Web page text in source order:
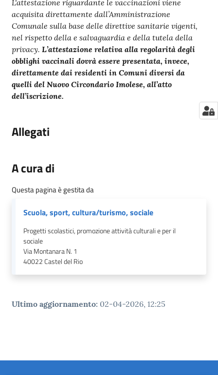
L'attestazione riguardante le vaccinazioni viene
acquisita direttamente dall’Amministrazione
Comunale sulla base delle direttive sanitarie vigenti,
nel rispetto della e salvaguardia e della tutela della
privacy. L’attestazione relativa alla regolarità degli
obblighi vaccinali dovrà essere presentata, invece,
direttamente dai residenti in Comuni diversi da
quelli del Nuovo Circondario Imolese, all’atto
dell’iscrizione.
Allegati
A cura di
Questa pagina è gestita da
Scuola, sport, cultura/turismo, sociale
Progetti scolastici, promozione attività culturali e per il
sociale
Via Montanara N. 1
40022Castel del Rio
Ultimo aggiornamento: 02-04-2026, 12:25